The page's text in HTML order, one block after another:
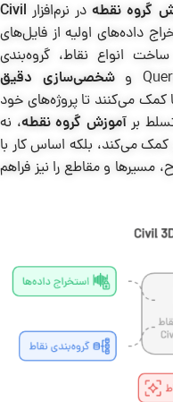
گروه نقطهدر نرم‌افزار Civil
داده‌های اولیه از فایل‌های
انواع نقاط، گروه‌بندی
شخصی‌سازی دقیق
کمک می‌کنند تا پروژه‌های خود
برآموزش گروه نقطه، نه
می‌کند، بلکه اساس کار با
مسیرها و مقاطع را نیز فراهم